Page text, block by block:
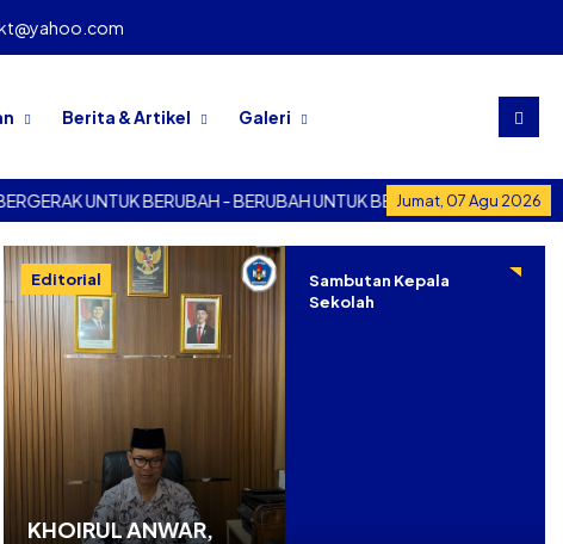
Berita & Artikel Galeri
Jumat, 07 Agu 2026
UNTUK BERUBAH - BERUBAH UNTUK BERGERAK BERGERAK
Editorial
KHOIRUL ANWAR,
Sambutan Kepala
Sekolah